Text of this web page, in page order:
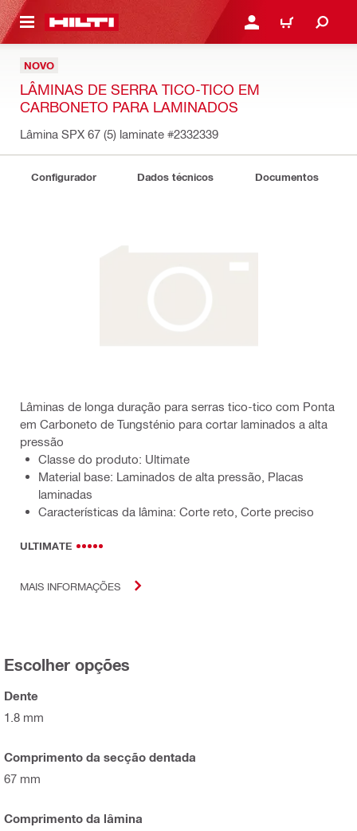
CONTENT ENTRAR OU REGISTAR
CARRINHO
NOVO
LÂMINAS DE SERRA TICO-TICO EM
CARBONETO PARA LAMINADOS
Lâmina SPX 67 (5) laminate #2332339
Configurador Dados técnicos Documentos
Lâminas de longa duração para serras tico-tico com Ponta
em Carboneto de Tungsténio para cortar laminados a alta
pressão
Classe do produto: Ultimate
Material base: Laminados de alta pressão, Placas
laminadas
Características da lâmina: Corte reto, Corte preciso
ULTIMATE
MAIS INFORMAÇÕES
Escolher opções
Dente
1.8 mm
Comprimento da secção dentada
67 mm
Comprimento da lâmina